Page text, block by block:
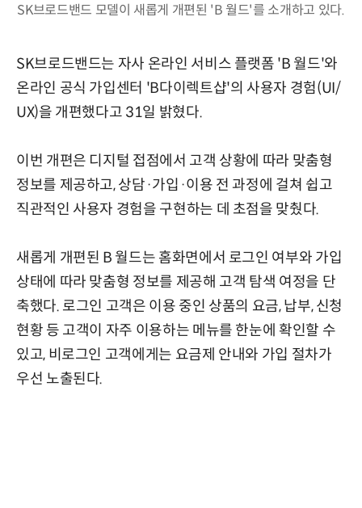
SK브로드밴드 모델이 새롭게 개편된 'B 월드'를 소개하고 있다.
SK브로드밴드는 자사 온라인 서비스 플랫폼 'B 월드'와
온라인 공식 가입센터 'B다이렉트샵'의 사용자 경험(UI/
UX)을 개편했다고 31일 밝혔다.
이번 개편은 디지털 접점에서 고객 상황에 따라 맞춤형
정보를 제공하고, 상담·가입·이용 전 과정에 걸쳐 쉽고
직관적인 사용자 경험을 구현하는 데 초점을 맞췄다.
새롭게 개편된 B 월드는 홈화면에서 로그인 여부와 가입
상태에 따라 맞춤형 정보를 제공해 고객 탐색 여정을 단
축했다. 로그인 고객은 이용 중인 상품의 요금, 납부, 신청
현황 등 고객이 자주 이용하는 메뉴를 한눈에 확인할 수
있고, 비로그인 고객에게는 요금제 안내와 가입 절차가
우선 노출된다.